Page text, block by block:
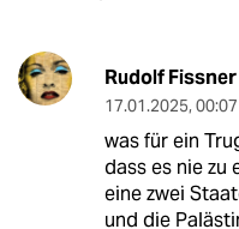
Rudolf Fissner
17.01.2025,
was für ein
dass es nie zu
eine zwei
und die